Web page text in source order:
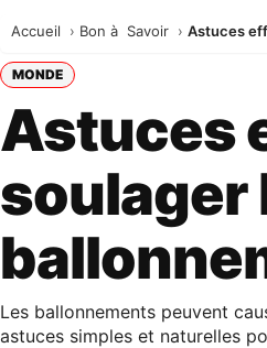
Accueil Bon à Savoir Astuces
MONDE
Astuces
soulager
Les ballonnements peuvent
astuces simples et naturelles